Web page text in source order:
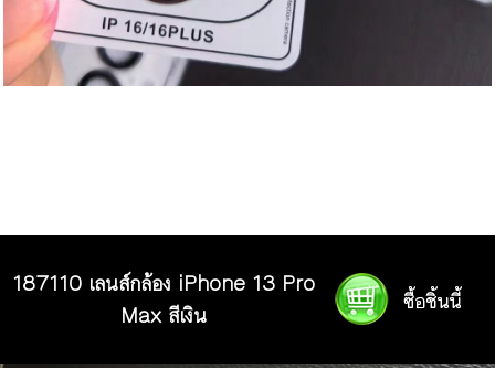
187110 เลนส์กล้อง iPhone 13 Pro
Max สีเงิน